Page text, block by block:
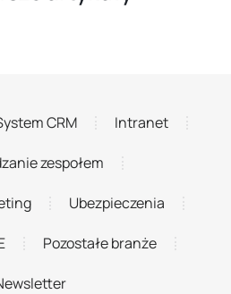
CRM Intranet
zespołem
Ubezpieczenia
Pozostałe branże